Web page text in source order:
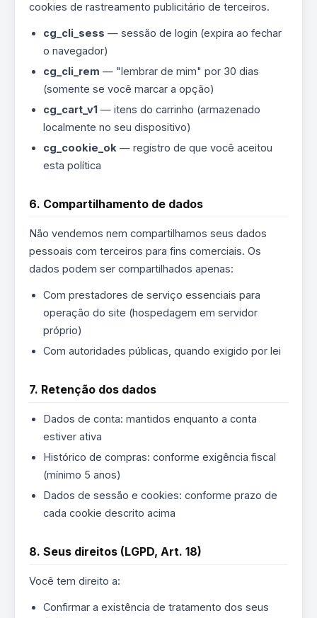
cookies de rastreamento publicitário de terceiros.
cg_cli_sess — sessão de login (expira ao fechar
o navegador)
cg_cli_rem — "lembrar de mim" por 30 dias
(somente se você marcar a opção)
cg_cart_v1 — itens do carrinho (armazenado
localmente no seu dispositivo)
cg_cookie_ok — registro de que você aceitou
esta política
6. Compartilhamento de dados
Não vendemos nem compartilhamos seus dados
pessoais com terceiros para fins comerciais. Os
dados podem ser compartilhados apenas:
Com prestadores de serviço essenciais para
operação do site (hospedagem em servidor
próprio)
Com autoridades públicas, quando exigido por lei
7. Retenção dos dados
Dados de conta: mantidos enquanto a conta
estiver ativa
Histórico de compras: conforme exigência fiscal
(mínimo 5 anos)
Dados de sessão e cookies: conforme prazo de
cada cookie descrito acima
8. Seus direitos (LGPD, Art. 18)
Você tem direito a:
Confirmar a existência de tratamento dos seus